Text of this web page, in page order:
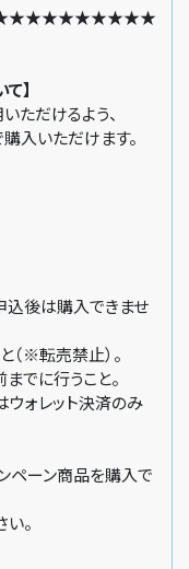
】
ただけるよう、
入いただけます。
：
込後は購入できませ
（※転売禁止）。
でに行うこと。
ウォレット決済のみ
ペーン商品を購入で
。